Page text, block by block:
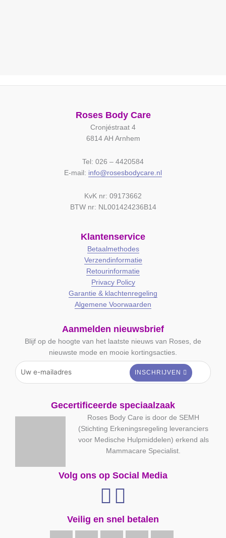
Roses Body Care
Cronjéstraat 4
6814 AH Arnhem
Tel: 026 – 4420584
E-mail: info@rosesbodycare.nl
KvK nr: 09173662
BTW nr: NL001424236B14
Klantenservice
Betaalmethodes
Verzendinformatie
Retourinformatie
Privacy Policy
Garantie & klachtenregeling
Algemene Voorwaarden
Aanmelden nieuwsbrief
Blijf op de hoogte van het laatste nieuws van Roses, de
nieuwste mode en mooie kortingsacties.
Gecertificeerde speciaalzaak
Roses Body Care is door de SEMH
(Stichting Erkeningsregeling leveranciers
voor Medische Hulpmiddelen) erkend als
Mammacare Specialist.
Volg ons op Social Media
Veilig en snel betalen